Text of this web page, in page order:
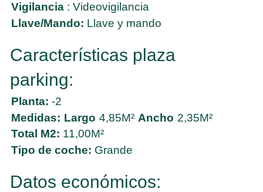
Vigilancia : Videovigilancia
Llave/Mando: Llave y mando
Características plaza
parking:
Planta: -2
Medidas: Largo 4,85M² Ancho 2,35M²
Total M2: 11,00M²
Tipo de coche: Grande
Datos económicos: